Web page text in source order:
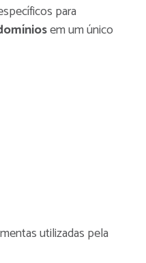
para
em um único
utilizadas pela